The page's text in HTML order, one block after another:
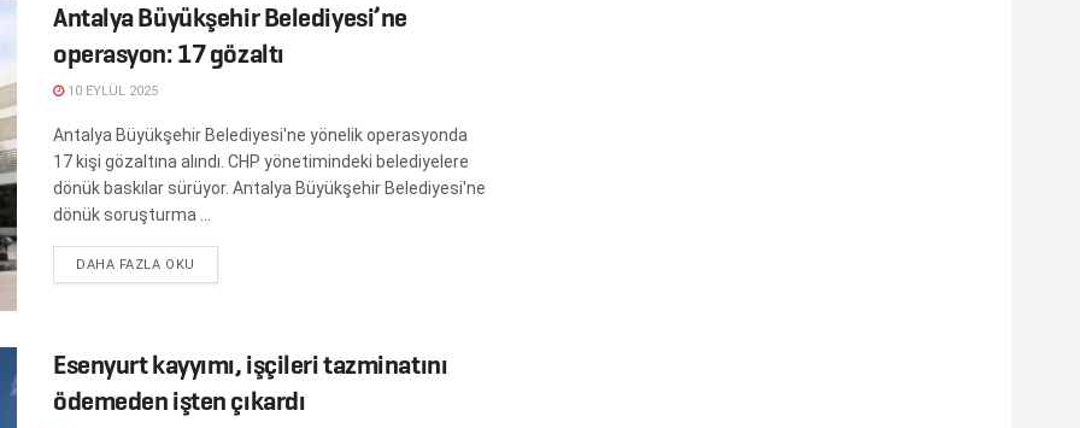
Antalya Büyükşehir Belediyesi’ne
operasyon: 17 gözaltı
10 EYLÜL 2025
Antalya Büyükşehir Belediyesi'ne yönelik operasyonda
17 kişi gözaltına alındı. CHP yönetimindeki belediyelere
dönük baskılar sürüyor. Antalya Büyükşehir Belediyesi'ne
dönük soruşturma ...
DAHA FAZLA OKU
Esenyurt kayyımı, işçileri tazminatını
ödemeden işten çıkardı